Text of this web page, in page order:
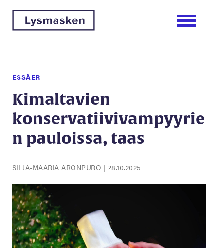
ESSÄER
Kimaltavien
konservatiivivampyyrie
n pauloissa, taas
SILJA-MAARIA ARONPURO | 28.10.2025